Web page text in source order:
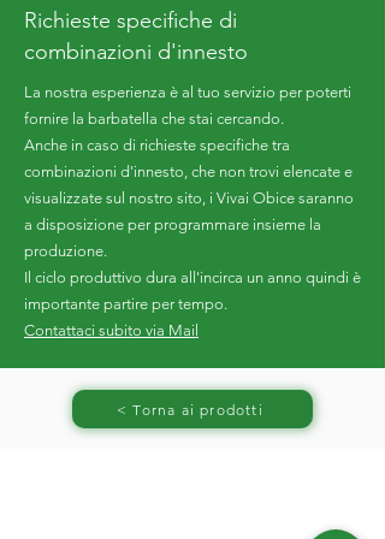
Richieste specifiche di
combinazioni d'innesto
La nostra esperienza è al tuo servizio per poterti
fornire la barbatella che stai cercando.
Anche in caso di richieste specifiche tra
combinazioni d'innesto, che non trovi elencate e
visualizzate sul nostro sito, i Vivai Obice saranno
a disposizione per programmare insieme la
produzione.
Il ciclo produttivo dura all'incirca un anno quindi è
importante partire per tempo.
Contattaci subito via Mail
< Torna ai prodotti